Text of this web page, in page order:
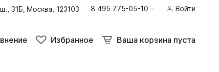
31Б, Москва, 123103 8 495 775-05-10 Войти
Избранное Ваша корзина пуста